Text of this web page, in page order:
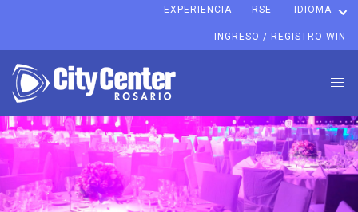
EXPERIENCIA RSE IDIOMA
INGRESO / REGISTRO WIN